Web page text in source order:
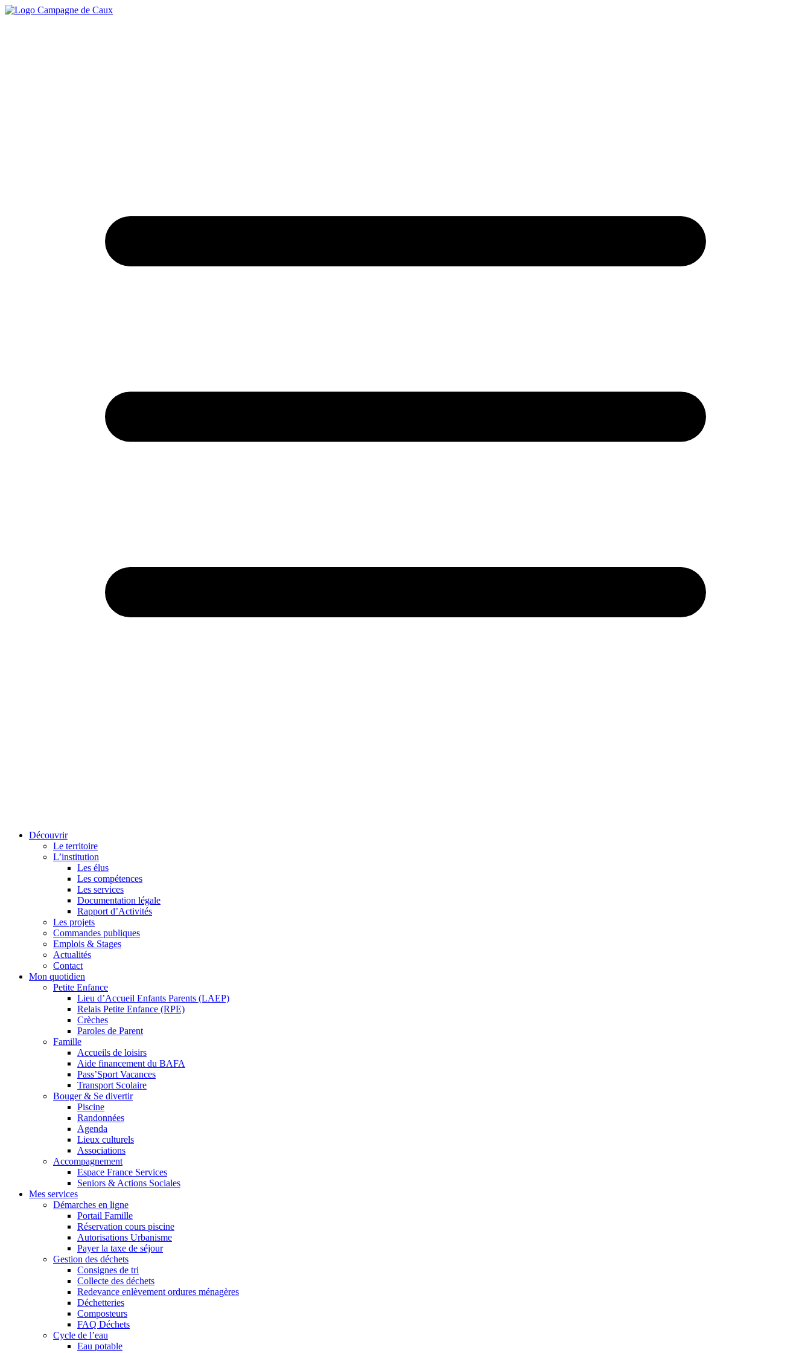
Découvrir
Le territoire
L’institution
Les élus
Les compétences
Les services
Documentation légale
Rapport d’Activités
Les projets
Commandes publiques
Emplois & Stages
Actualités
Contact
Mon quotidien
Petite Enfance
Lieu d’Accueil Enfants Parents (LAEP)
Relais Petite Enfance (RPE)
Crèches
Paroles de Parent
Famille
Accueils de loisirs
Aide financement du BAFA
Pass’Sport Vacances
Transport Scolaire
Bouger & Se divertir
Piscine
Randonnées
Agenda
Lieux culturels
Associations
Accompagnement
Espace France Services
Seniors & Actions Sociales
Mes services
Démarches en ligne
Portail Famille
Réservation cours piscine
Autorisations Urbanisme
Payer la taxe de séjour
Gestion des déchets
Consignes de tri
Collecte des déchets
Redevance enlèvement ordures ménagères
Déchetteries
Composteurs
FAQ Déchets
Cycle de l’eau
Eau potable